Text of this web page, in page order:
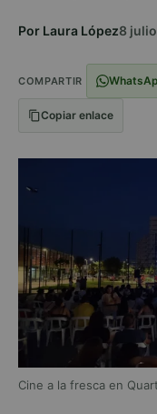
Por Laura López8
COMPARTIR
Copiar enlace
Cine a la fresca en